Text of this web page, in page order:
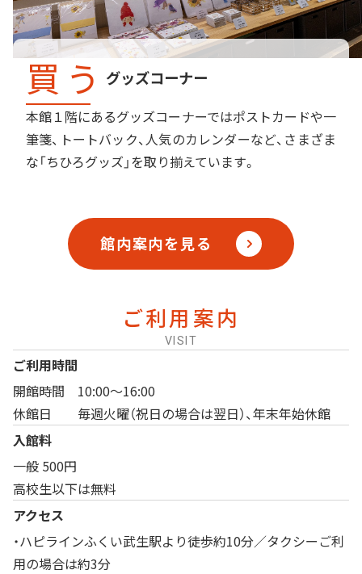
買う グッズコーナー
本館１階にあるグッズコーナーではポストカードや一
筆箋、トートバック、人気のカレンダーなど、さまざま
な「ちひろグッズ」を取り揃えています。
館内案内を見る
ご利用案内
VISIT
ご利用時間
開館時間 10:00～16:00
休館日 毎週火曜（祝日の場合は翌日）、年末年始休館
入館料
一般 500円
高校生以下は無料
アクセス
ハピラインふくい武生駅より徒歩約10分／タクシーご利
用の場合は約3分